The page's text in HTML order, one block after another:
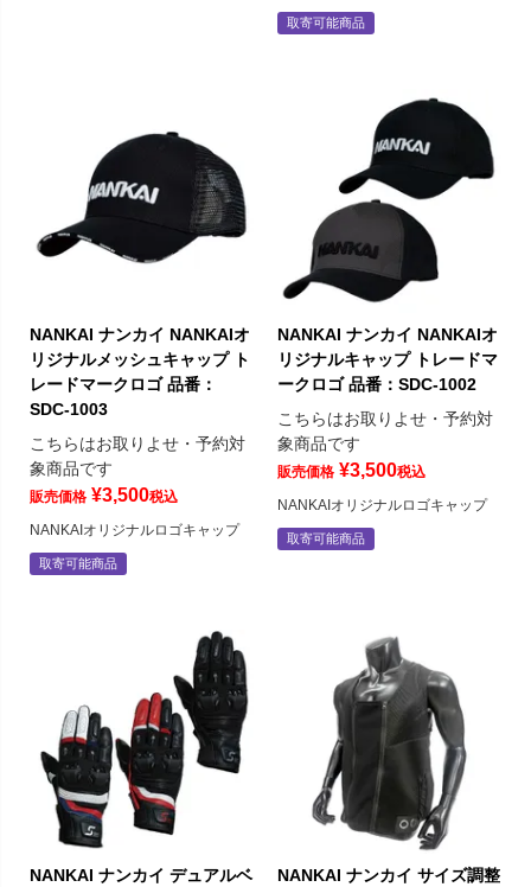
取寄可能商品
NANKAI ナンカイ NANKAIオ
リジナルメッシュキャップ ト
レードマークロゴ 品番：
SDC-1003
こちらはお取りよせ・予約対
象商品です
販売価格 ¥3,500税込
NANKAIオリジナルロゴキャップ
取寄可能商品
NANKAI ナンカイ NANKAIオ
リジナルキャップ トレードマ
ークロゴ 品番：SDC-1002
こちらはお取りよせ・予約対
象商品です
販売価格 ¥3,500税込
NANKAIオリジナルロゴキャップ
取寄可能商品
NANKAI ナンカイ デュアルベ
NANKAI ナンカイ サイズ調整